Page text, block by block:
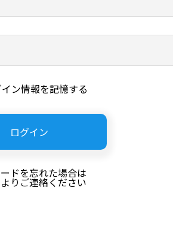
ン情報を記憶する
ドを忘れた場合は
りご連絡ください